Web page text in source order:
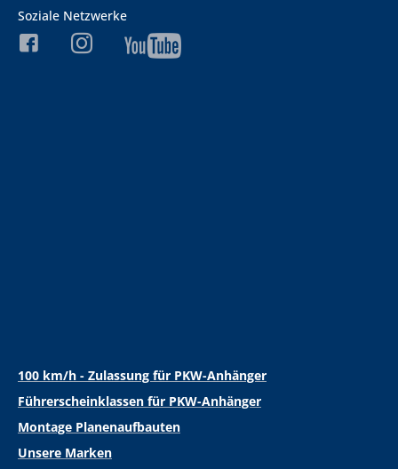
Soziale Netzwerke
100 km/h - Zulassung für PKW-Anhänger
Führerscheinklassen für PKW-Anhänger
Montage Planenaufbauten
Unsere Marken